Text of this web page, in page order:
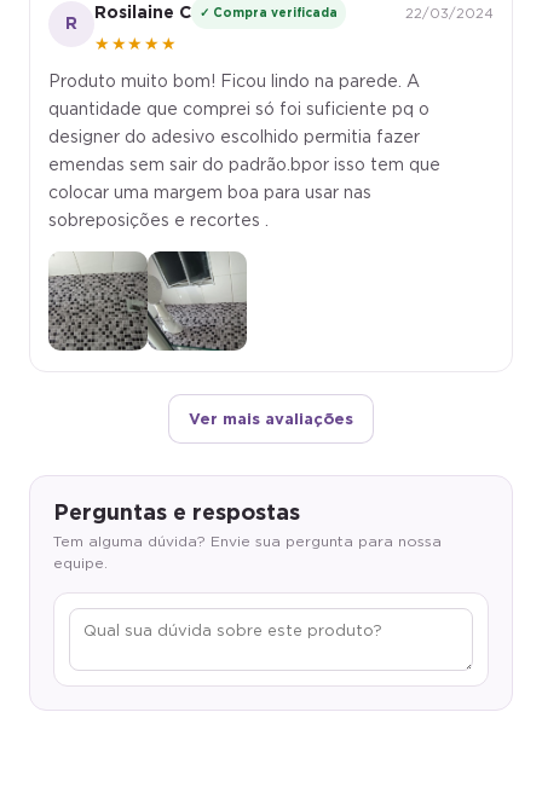
R
Rosilaine C ✓ Compra verificada
★★★★★
22/03/2024
Produto muito bom! Ficou lindo na parede. A
quantidade que comprei só foi suficiente pq o
designer do adesivo escolhido permitia fazer
emendas sem sair do padrão.bpor isso tem que
colocar uma margem boa para usar nas
sobreposições e recortes .
Ver mais avaliações
Perguntas e respostas
Tem alguma dúvida? Envie sua pergunta para nossa
equipe.